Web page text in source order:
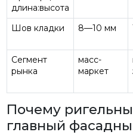
длина:высота
Шов кладки 8—10 мм
Сегмент
рынка
масс-
маркет
Почему
главный